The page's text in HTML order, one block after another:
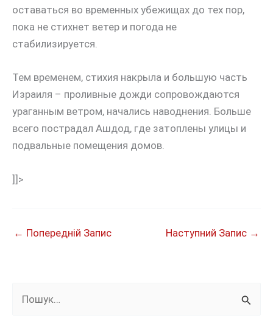
оставаться во временных убежищах до тех пор,
пока не стихнет ветер и погода не
стабилизируется.
Тем временем, стихия накрыла и большую часть
Израиля – проливные дожди сопровождаются
ураганным ветром, начались наводнения. Больше
всего пострадал Ашдод, где затоплены улицы и
подвальные помещения домов.
]]>
← Попередній Запис Наступний Запис →